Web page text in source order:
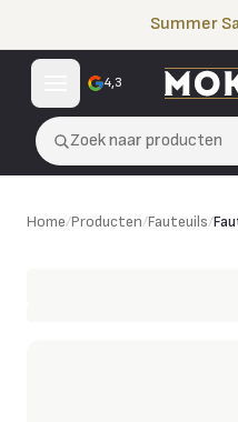
Summer
4,3
Zoek naar producten
Fauteuil Lisanne
Home/Producten/Fauteuils/